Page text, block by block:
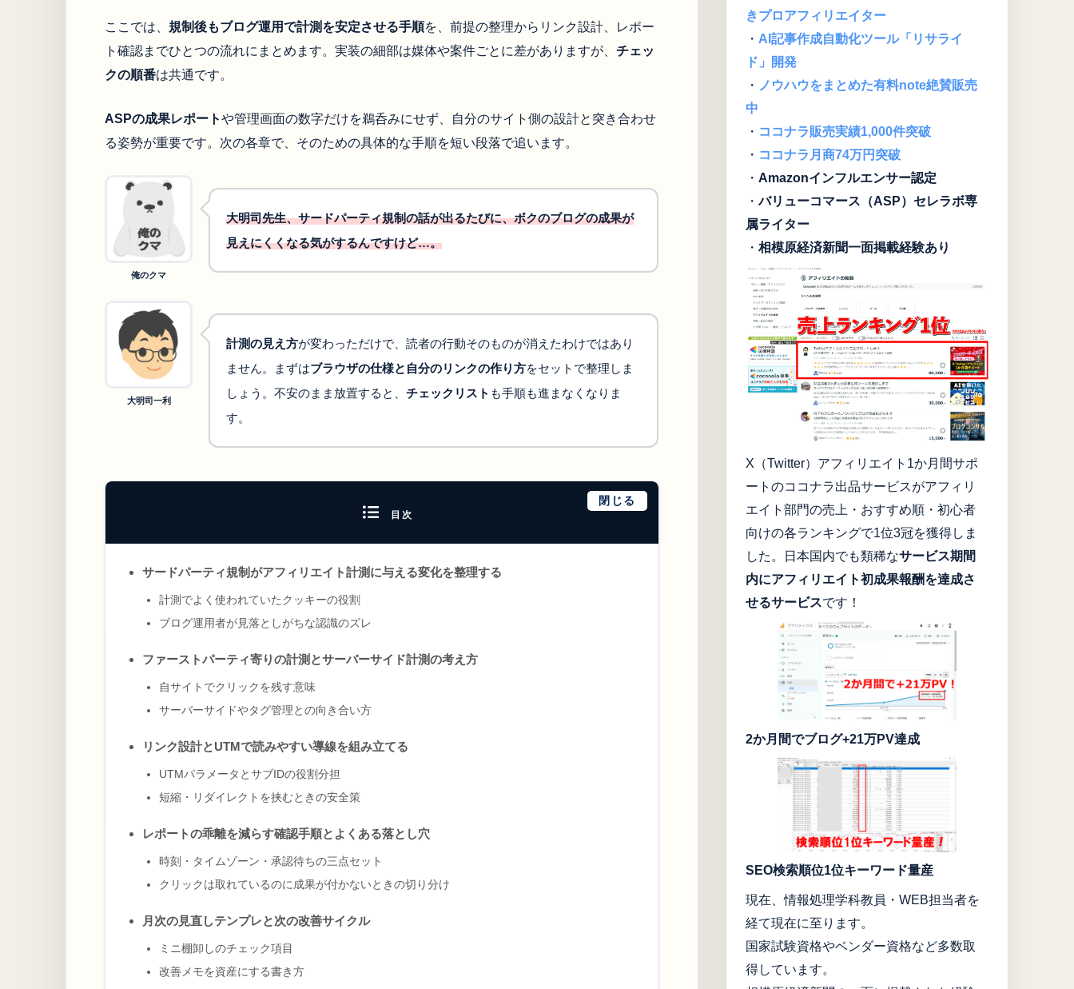
ここでは、 規制後もブログ運用で計測を安定させる手順を、前提の整理からリンク設計、レポー
ト確認までひとつの流れにまとめます。実装の細部は媒体や案件ごとに差がありますが、 チェッ
クの順番は共通です。
ASPの成果レポートや管理画面の数字だけを鵜呑みにせず、自分のサイト側の設計と突き合わせ
る姿勢が重要です。次の各章で、そのための具体的な手順を短い段落で追います。
俺のクマ
大明司先生、サードパーティ規制の話が出るたびに、ボクのブログの成果が
見えにくくなる気がするんですけど…。
大明司一利
計測の見え方が変わっただけで、読者の行動そのものが消えたわけではあり
ません。まずはブラウザの仕様と自分のリンクの作り方をセットで整理しま
しょう。不安のまま放置すると、 チェックリスト も手順も進まなくなりま
す。
目次
閉じる
サードパーティ規制がアフィリエイト計測に与える変化を整理する
計測でよく使われていたクッキーの役割
ブログ運用者が見落としがちな認識のズレ
ファーストパーティ寄りの計測とサーバーサイド計測の考え方
自サイトでクリックを残す意味
サーバーサイドやタグ管理との向き合い方
リンク設計とUTMで読みやすい導線を組み立てる
UTMパラメータとサブIDの役割分担
短縮・リダイレクトを挟むときの安全策
レポートの乖離を減らす確認手順とよくある落とし穴
時刻・タイムゾーン・承認待ちの三点セット
クリックは取れているのに成果が付かないときの切り分け
月次の見直しテンプレと次の改善サイクル
ミニ棚卸しのチェック項目
改善メモを資産にする書き方
きプロアフィリエイター
・ AI記事作成自動化ツール「リサライ
ド」開発
・
ノウハウをまとめた有料note絶賛販売
中
・ ココナラ販売実績1,000件突破
・ ココナラ月商74万円突破
・ Amazonインフルエンサー認定
・ バリューコマース（ASP）セレラボ専
属ライター
・相模原経済新聞一面掲載経験あり
X（Twitter）アフィリエイト1か月間サポ
ートのココナラ出品サービスがアフィリ
エイト部門の売上・おすすめ順・初心者
向けの各ランキングで1位3冠を獲得しま
した。日本国内でも類稀なサービス期間
内にアフィリエイト初成果報酬を達成さ
せるサービスです！
2か月間でブログ+21万PV達成
SEO検索順位1位キーワード量産
現在、情報処理学科教員・WEB担当者を
経て現在に至ります。
国家試験資格やベンダー資格など多数取
得しています。